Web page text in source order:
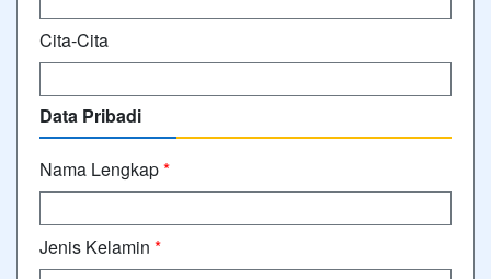
Cita-Cita
Data Pribadi
Nama Lengkap*
Jenis Kelamin *